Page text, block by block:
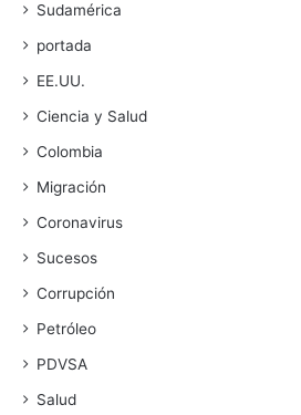
Sudamérica
portada
EE.UU.
Ciencia y Salud
Colombia
Migración
Coronavirus
Sucesos
Corrupción
Petróleo
PDVSA
Salud